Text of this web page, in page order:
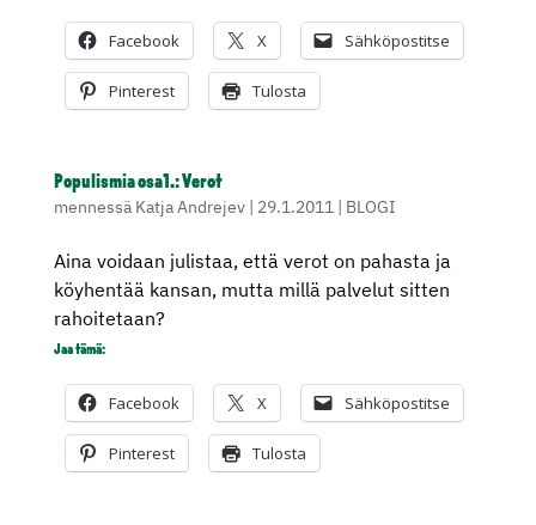
Facebook X Sähköpostitse
Pinterest Tulosta
Populismia osa1.: Verot
mennessä Katja Andrejev| 29.1.2011 | BLOGI
Aina voidaan julistaa, että verot on pahasta ja
köyhentää kansan, mutta millä palvelut sitten
rahoitetaan?
Jaa tämä:
Facebook X Sähköpostitse
Pinterest Tulosta